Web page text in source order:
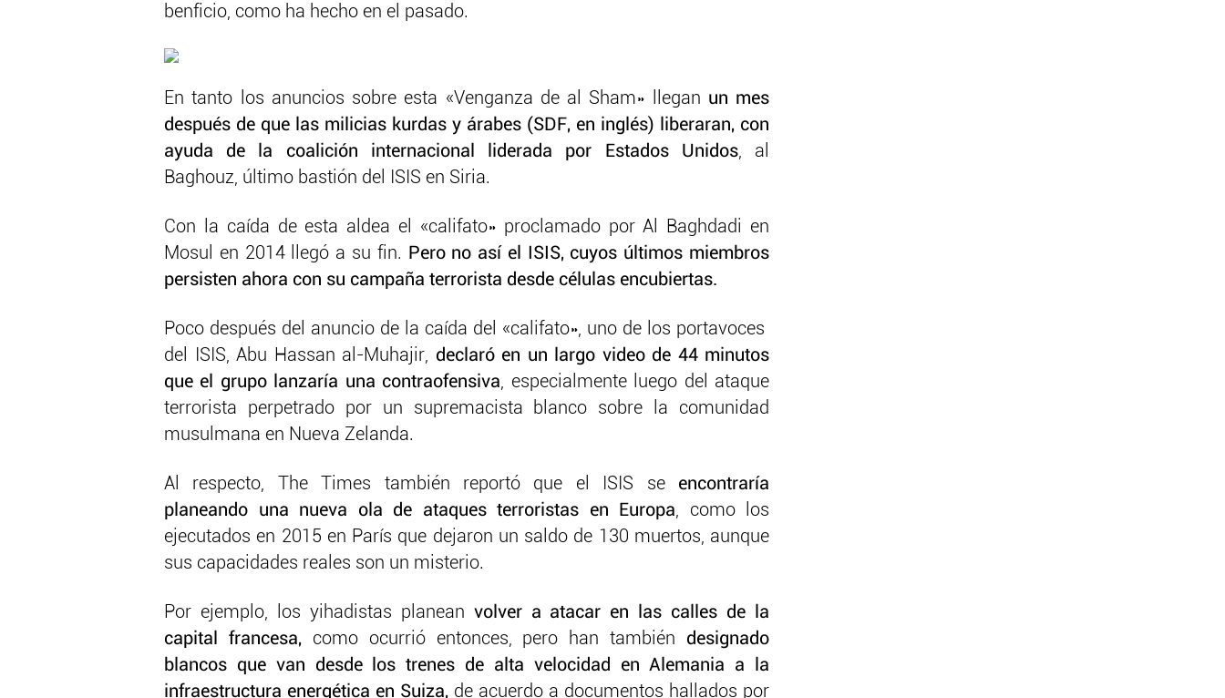
benficio, como ha hecho en el pasado.
En tanto los anuncios sobre esta «Venganza de al Sham» llegan un mes
después de que las milicias kurdas y árabes (SDF, en inglés) liberaran, con
ayuda de la coalición internacional liderada por Estados Unidos, al
Baghouz, último bastión del ISIS en Siria.
Con la caída de esta aldea el «califato» proclamado por Al Baghdadi en
Mosul en 2014 llegó a su fin. Pero no así el ISIS, cuyos últimos miembros
persisten ahora con su campaña terrorista desde células encubiertas.
Poco después del anuncio de la caída del «califato», uno de los portavoces
del ISIS, Abu Hassan al-Muhajir, declaró en un largo video de 44 minutos
que el grupo lanzaría una contraofensiva, especialmente luego del ataque
terrorista perpetrado por un supremacista blanco sobre la comunidad
musulmana en Nueva Zelanda.
Al respecto, The Times también reportó que el ISIS se encontraría
planeando una nueva ola de ataques terroristas en Europa, como los
ejecutados en 2015 en París que dejaron un saldo de 130 muertos, aunque
sus capacidades reales son un misterio.
Por ejemplo, los yihadistas planean volver a atacar en las calles de la
capital francesa, como ocurrió entonces, pero han también designado
blancos que van desde los trenes de alta velocidad en Alemania a la
infraestructura energética en Suiza, de acuerdo a documentos hallados por